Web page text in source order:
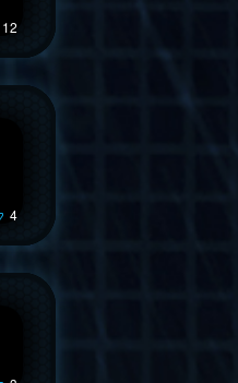
12
4